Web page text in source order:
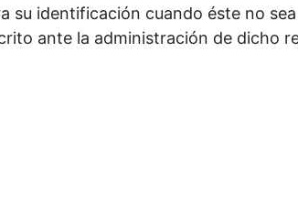
su identificación cuando éste no
ante la administración de dicho